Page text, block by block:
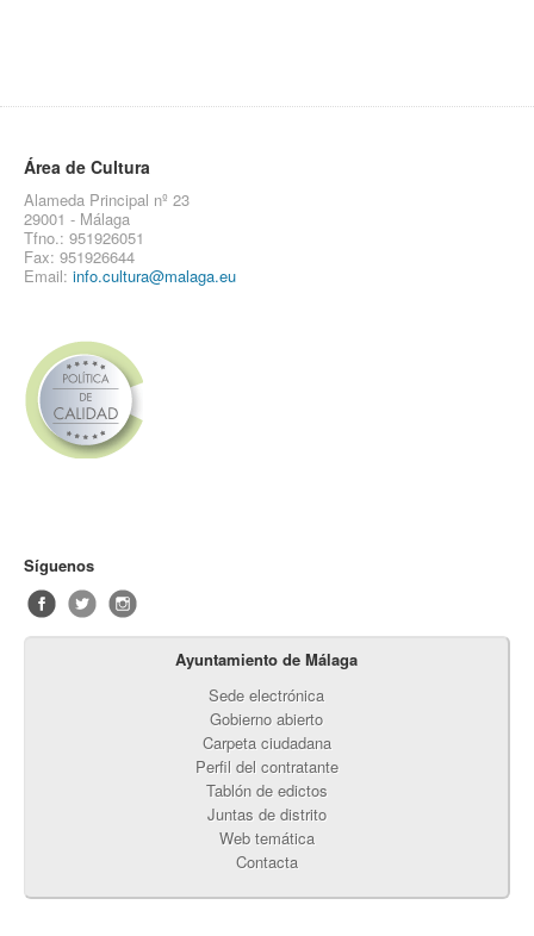
Área de Cultura
Alameda Principal nº 23
29001 - Málaga
Tfno.: 951926051
Fax: 951926644
Email: info.cultura@malaga.eu
Síguenos
Ayuntamiento de Málaga
Sede electrónica
Gobierno abierto
Carpeta ciudadana
Perfil del contratante
Tablón de edictos
Juntas de distrito
Web temática
Contacta